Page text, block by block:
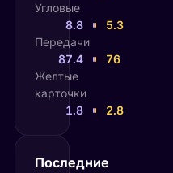
Угловые
8.8
5.3
Передачи
87.4
76
Желтые
карточки
1.8
2.8
Последние